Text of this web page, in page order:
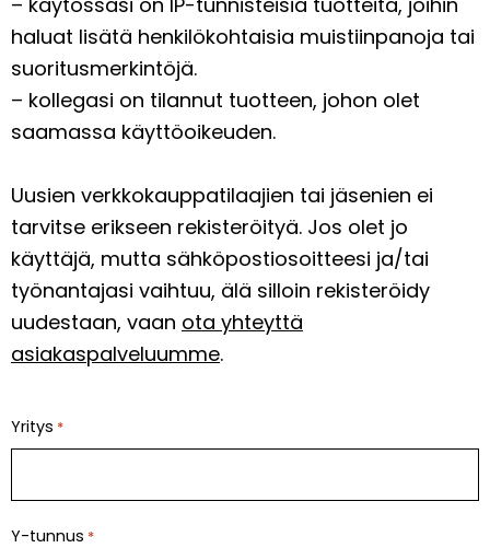
haluat lisätä henkilökohtaisia muistiinpanoja tai
suoritusmerkintöjä.
– kollegasi on tilannut tuotteen, johon olet
saamassa käyttöoikeuden.
Uusien verkkokauppatilaajien tai jäsenien ei
tarvitse erikseen rekisteröityä. Jos olet jo
käyttäjä, mutta sähköpostiosoitteesi ja/tai
työnantajasi vaihtuu, älä silloin rekisteröidy
uudestaan, vaan ota yhteyttä
asiakaspalveluumme.
Yritys *
Y-tunnus *